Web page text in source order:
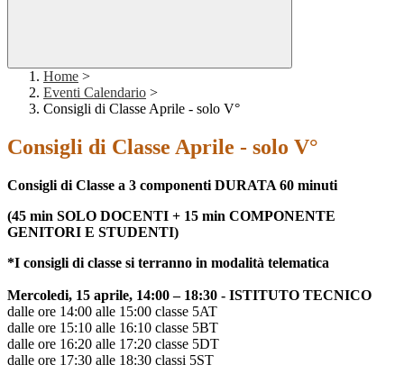
Home >
Eventi Calendario >
Consigli di Classe Aprile - solo V°
Consigli di Classe Aprile - solo V°
Consigli di Classe a 3 componenti DURATA 60 minuti
(45 min SOLO DOCENTI + 15 min COMPONENTE
GENITORI E STUDENTI)
*I consigli di classe si terranno in modalità telematica
Mercoledi, 15 aprile, 14:00 – 18:30 - ISTITUTO TECNICO
dalle ore 14:00 alle 15:00 classe 5AT
dalle ore 15:10 alle 16:10 classe 5BT
dalle ore 16:20 alle 17:20 classe 5DT
dalle ore 17:30 alle 18:30 classi 5ST